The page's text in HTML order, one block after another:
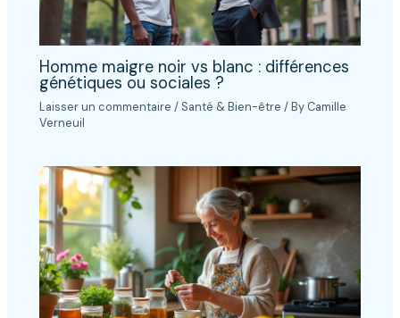
Homme maigre noir vs blanc : différences
génétiques ou sociales ?
Laisser un commentaire / Santé & Bien-être / By Camille
Verneuil